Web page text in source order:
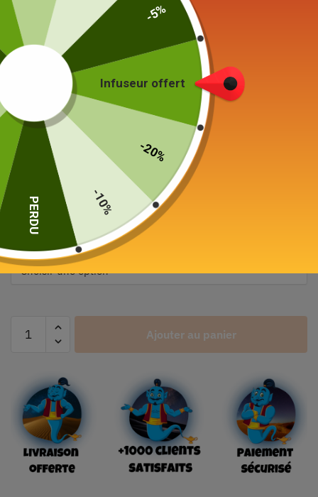
Théière en Porcelaine
Gaiwan de voyage 120ml
55,00
Ajouter au panier
Infuseur offert
-20%
-10%
PERDU
-5%